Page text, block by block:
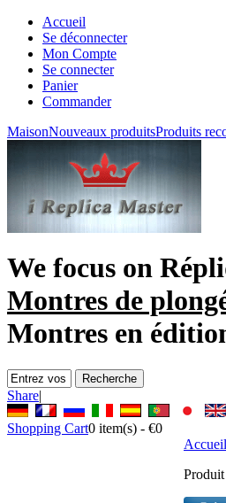
Accueil
Se déconnecter
Mon Compte
Se connecter
Panier
Commander
MaisonNouveaux produitsProduits
We focus on
Montres de
Montres en
Share|
Shopping Cart0 item(s) - €0
Accueil
Produit